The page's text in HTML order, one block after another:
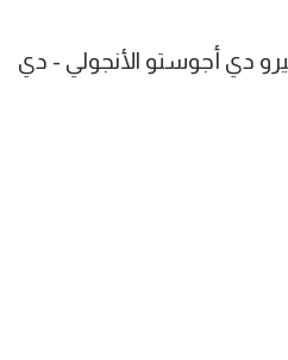
دي أجوستو الأنجولي - دي